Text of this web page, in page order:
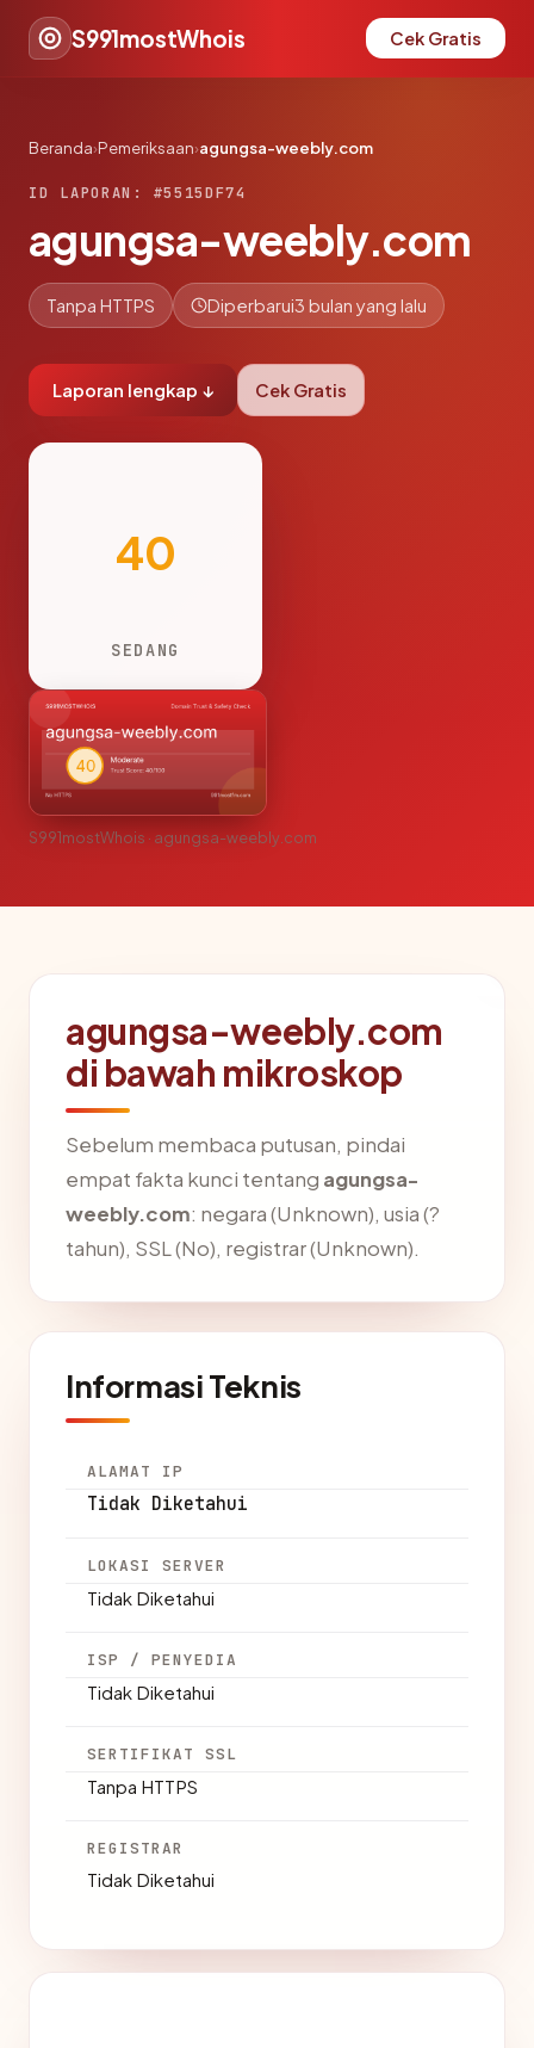
S991mostWhois Cek Gratis
Beranda›Pemeriksaan›agungsa-weebly.com
ID LAPORAN: #5515DF74
agungsa-weebly.com
Tanpa HTTPS Diperbarui3 bulan yang lalu
Laporan lengkap ↓ Cek Gratis
40
SEDANG
S991mostWhois · agungsa-weebly.com
agungsa-weebly.com
di bawah mikroskop
Sebelum membaca putusan, pindai
empat fakta kunci tentang agungsa-
weebly.com: negara (Unknown), usia (?
tahun), SSL (No), registrar (Unknown).
Informasi Teknis
ALAMAT IP
Tidak Diketahui
LOKASI SERVER
Tidak Diketahui
ISP / PENYEDIA
Tidak Diketahui
SERTIFIKAT SSL
Tanpa HTTPS
REGISTRAR
Tidak Diketahui